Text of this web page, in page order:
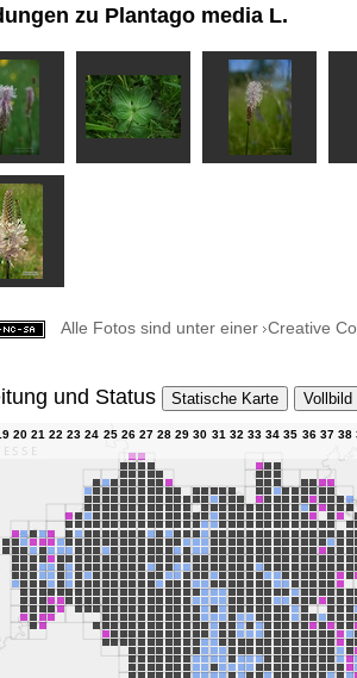
zu Plantago media L.
Alle Fotos sind unter einer Creative
und Status Statische Karte Vollbild